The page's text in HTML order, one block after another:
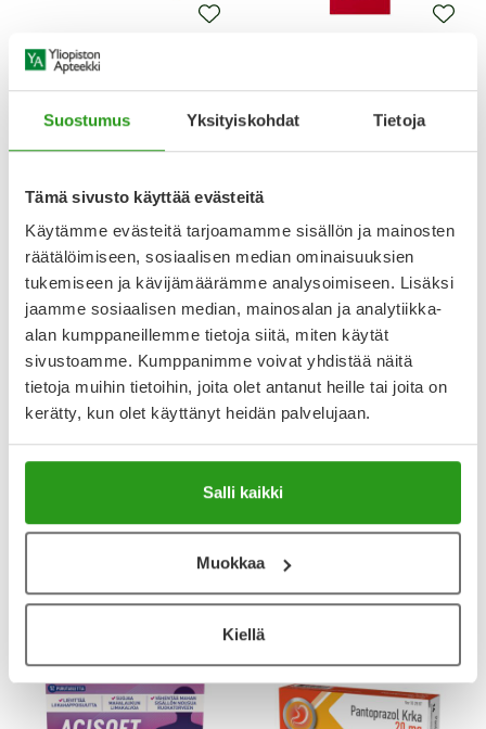
Suostumus Yksityiskohdat Tietoja
Tämä sivusto käyttää evästeitä
Käytämme evästeitä tarjoamamme sisällön ja mainosten
räätälöimiseen, sosiaalisen median ominaisuuksien
tukemiseen ja kävijämäärämme analysoimiseen. Lisäksi
jaamme sosiaalisen median, mainosalan ja analytiikka-
alan kumppaneillemme tietoja siitä, miten käytät
sivustoamme. Kumppanimme voivat yhdistää näitä
tietoja muihin tietoihin, joita olet antanut heille tai joita on
kerätty, kun olet käyttänyt heidän palvelujaan.
Salli kaikki
Muokkaa
Kiellä
ZOLT
ZOLT 15 MG ENTEROKAPSELI,
10,48 € 18,85 €
ACISOFT
ACISOFT PURUTABL 24 KPL
10,90 €
ACIDDUO
ACIDDUO PURUTABL 24 KPL
6,90 €
Lääke